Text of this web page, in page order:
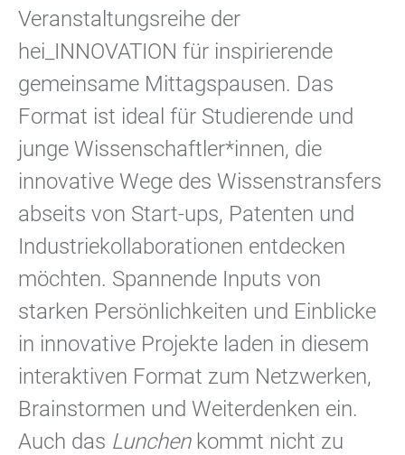
Veranstaltungsreihe der
hei_INNOVATION für inspirierende
gemeinsame Mittagspausen. Das
Format ist ideal für Studierende und
junge Wissenschaftler*innen, die
innovative Wege des Wissenstransfers
abseits von Start-ups, Patenten und
Industriekollaborationen entdecken
möchten. Spannende Inputs von
starken Persönlichkeiten und Einblicke
in innovative Projekte laden in diesem
interaktiven Format zum Netzwerken,
Brainstormen und Weiterdenken ein.
Auch das Lunchenkommt nicht zu